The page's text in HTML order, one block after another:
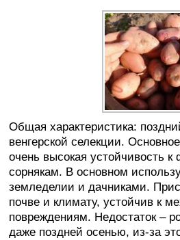
Общая характеристика:
венгерской селекции.
очень высокая устойчивость
сорнякам. В основном
земледелии и дачниками.
почве и климату, устойчив к
повреждениям. Недостаток –
даже поздней осенью, из-за